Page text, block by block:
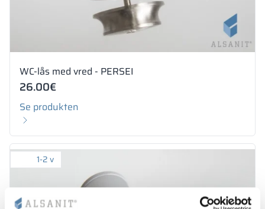
WC-lås med vred - PERSEI
26.00€
Se produkten
1-2 v